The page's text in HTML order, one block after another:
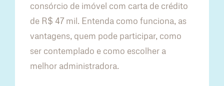
consórcio de imóvel com carta de crédito
de R$ 47 mil. Entenda como funciona, as
vantagens, quem pode participar, como
ser contemplado e como escolher a
melhor administradora.